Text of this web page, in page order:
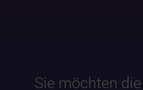
Sie möchten